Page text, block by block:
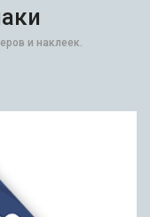
и наклеек.